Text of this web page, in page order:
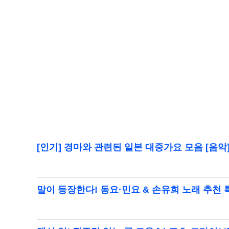
[인기] 경마와 관련된 일본 대중가요 모음 [음악]
말이 등장한다! 동요·민요 & 손유희 노래 추천